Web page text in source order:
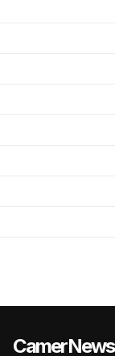
CamerNews